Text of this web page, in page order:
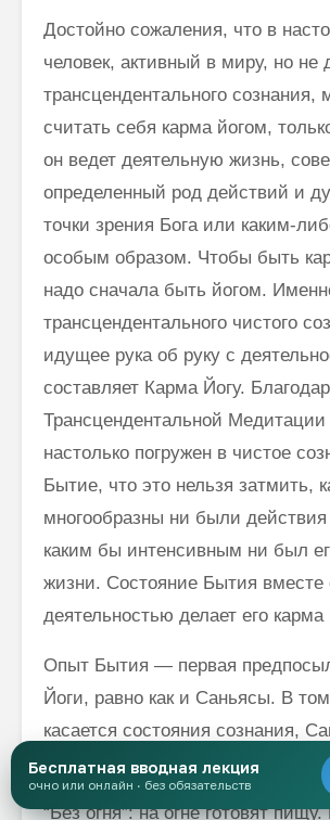
Бесплатная вводная лекция
очно или онлайн · без обязательств
Достойно сожаления, что в
человек, активный в миру, но не
трансцендентального сознания,
считать себя карма йогом,
он ведет деятельную жизнь,
определенный род действий и
точки зрения Бога или каким-
особым образом. Чтобы быть
надо сначала быть йогом.
трансцендентального чистого
идущее рука об руку с
составляет Карма Йогу.
Трансцендентальной
настолько погру­жен в чистое
Бытие, что это нельзя затмить,
многообразны ни были действия
каким бы интенсивным ни был
жизни. Состояние Бытия вместе
деятельностью делает его карма
Опыт Бытия — первая
Йоги, равно как и Саньясы. В
касается состояния сознания,
Карма Йога — одно и то же.
“Без огня”: на огне готовят